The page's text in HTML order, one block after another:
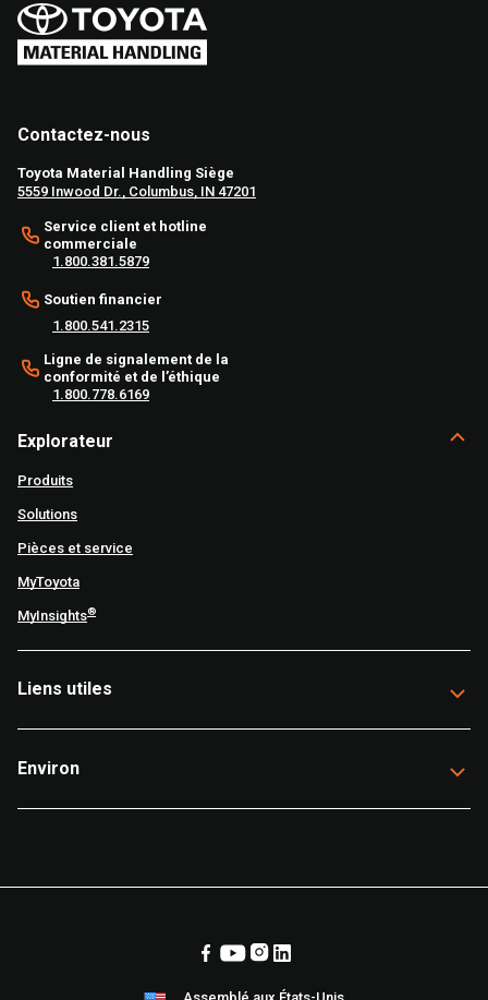
Contactez-nous
Toyota Material Handling Siège
5559 Inwood Dr., Columbus, IN 47201
Service client et hotline
commerciale
1.800.381.5879
Soutien financier
1.800.541.2315
Ligne de signalement de la
conformité et de l’éthique
1.800.778.6169
Explorateur
Produits
Solutions
Pièces et service
MyToyota
MyInsights®
Liens utiles
Environ